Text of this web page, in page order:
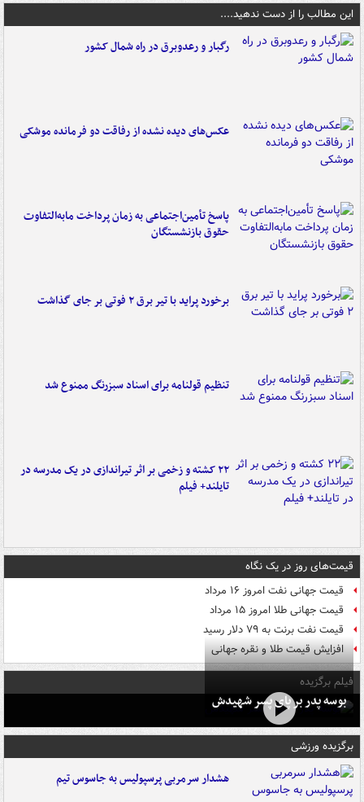
این مطالب را از دست ندهید....
رگبار و رعدوبرق در راه شمال کشور
عکس‌های دیده نشده از رفاقت دو فرمانده‌ موشکی
پاسخ تأمین‌اجتماعی به زمان پرداخت مابه‌التفاوت
حقوق بازنشستگان
برخورد پراید با تیر برق ۲ فوتی بر جای گذاشت
تنظیم قولنامه برای اسناد سبزرنگ ممنوع شد
۲۲ کشته و زخمی بر اثر تیراندازی در یک مدرسه در
تایلند+ فیلم
قیمت‌های روز در یک نگاه
قیمت جهانی نفت امروز ۱۶ مرداد
قیمت جهانی طلا امروز ۱۵ مرداد
قیمت نفت برنت به ۷۹ دلار رسید
افزایش قیمت طلا و نقره جهانی
فیلم برگزیده
بوسه‌ پدر بر پای پسر شهیدش
برگزیده ورزشی
هشدار سرمربی پرسپولیس به جاسوس تیم